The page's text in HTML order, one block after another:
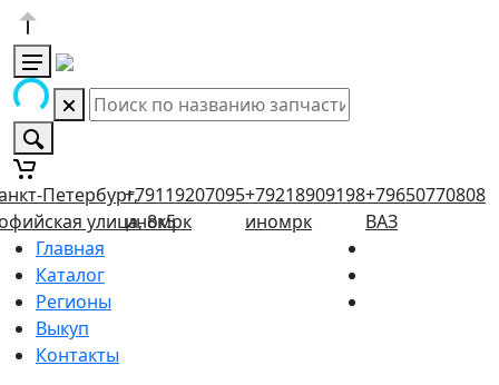
Петербург,
улица, 8к5
+79119207095
иномрк
+79218909198
иномрк
+79650770808
ВАЗ
Главная
Каталог
Регионы
Выкуп
Контакты